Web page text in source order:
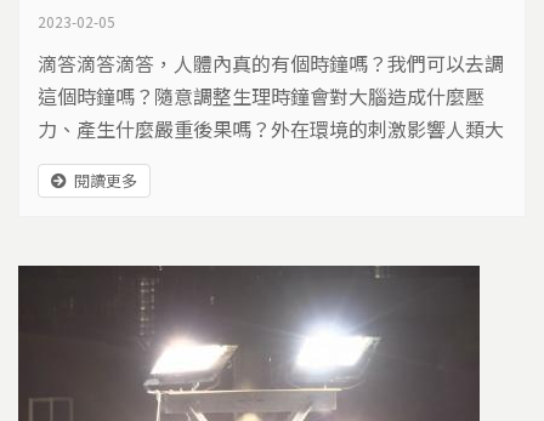
2023-02-05
滴答滴答滴答，人體內真的有個時鐘嗎？我們可以去調
這個時鐘嗎？隨意調整生理時鐘會對大腦造成什麼壓
力、產生什麼嚴重後果嗎？外在環境的刺激影響人類大
腦，特別是光線的刺激，除了造成失眠，還可能造成嚴
重後遺症？ 失眠真的很痛苦，明明就該睡了，綿羊都
百百種，先別懷疑自己腦神經出狀況，有可能是因為光
害太嚴重？夜晚要保持在暗黑的環境中才有益健康？...
閱讀更多